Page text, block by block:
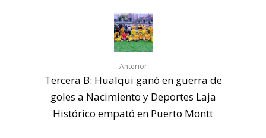
Anterior
Tercera B: Hualqui ganó en guerra de
goles a Nacimiento y Deportes Laja
Histórico empató en Puerto Montt